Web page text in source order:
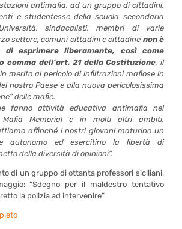
antimafia, ad un gruppo di cittadini,
e studentesse della scuola secondaria
sindacalisti, membri di varie
settore, comuni cittadini e cittadine non è
di esprimere liberamente, così come
comma dell’art. 21 della Costituzione, il
merito al pericolo di infiltrazioni mafiose in
nostro Paese e alla nuova pericolosissima
delle mafie.
fanno attività educativa antimafia nel
Memorial e in molti altri ambiti.
affinché i nostri giovani maturino un
autonomo ed esercitino la libertà di
della diversità di opinioni”.
di un gruppo di ottanta professori siciliani,
“Sdegno per il maldestro tentativo
la polizia ad intervenire”